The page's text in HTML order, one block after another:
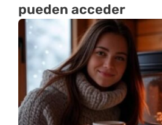
pueden acceder